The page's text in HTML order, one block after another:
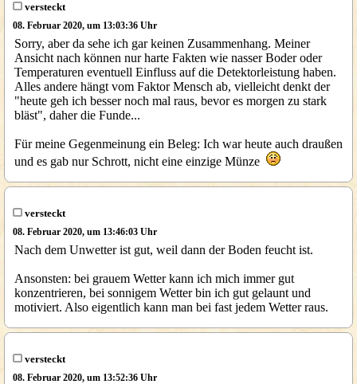
versteckt
08. Februar 2020, um 13:03:36 Uhr
Sorry, aber da sehe ich gar keinen Zusammenhang. Meiner
Ansicht nach können nur harte Fakten wie nasser Boder oder
Temperaturen eventuell Einfluss auf die Detektorleistung haben.
Alles andere hängt vom Faktor Mensch ab, vielleicht denkt der
"heute geh ich besser noch mal raus, bevor es morgen zu stark
bläst", daher die Funde...
Für meine Gegenmeinung ein Beleg: Ich war heute auch draußen
und es gab nur Schrott, nicht eine einzige Münze
versteckt
08. Februar 2020, um 13:46:03 Uhr
Nach dem Unwetter ist gut, weil dann der Boden feucht ist.
Ansonsten: bei grauem Wetter kann ich mich immer gut
konzentrieren, bei sonnigem Wetter bin ich gut gelaunt und
motiviert. Also eigentlich kann man bei fast jedem Wetter raus.
versteckt
08. Februar 2020, um 13:52:36 Uhr